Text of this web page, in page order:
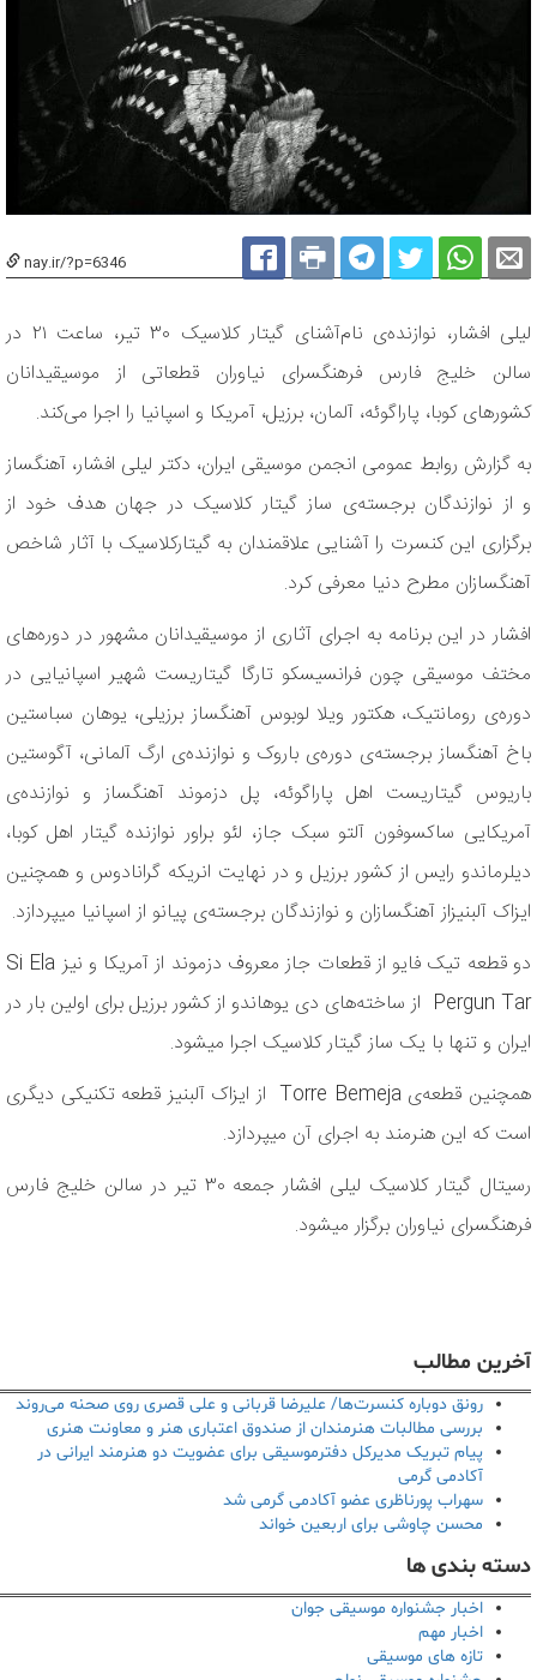
nay.ir/?p=6346
لیلی افشار، نوازنده‌ی نام‌آشنای گیتار کلاسیک ۳۰ تیر‎، ساعت ۲۱ در
سالن خلیج فارس فرهنگسرای نیاوران قطعاتی از موسیقیدانان
کشورهای کوبا، پاراگوئه، آلمان، برزیل، آمریکا و اسپانیا را اجرا می‌کند.
به گزارش روابط عمومی انجمن موسیقی ایران، دکتر لیلی افشار، آهنگساز
و از نوازندگان برجسته‌ی ساز گیتار کلاسیک در جهان هدف خود از
برگزاری این کنسرت را آشنا‎یی علاقمندان به گیتارکلاسیک با آثار شاخص
آهنگسازان مطرح دنیا معرفی کرد.
افشار در این برنامه به اجرای آثاری از موسیقیدانان مشهور در دوره‌های
مختف موسیقی چون فرانسیسکو تارگا گیتاریست شهیر اسپانیایی در
دوره‌ی رومانتیک، هکتور ویلا لوبوس آهنگساز برزیلی، یوهان سباستین
باخ آهنگساز برجسته‌ی دوره‌ی باروک و نوازنده‌ی ارگ آلمانی، آگوستین
باریوس گیتاریست اهل پاراگوئه، پل دزموند آهنگساز و نوازنده‌ی
آمریکایی ساکسوفون آلتو سبک جاز، لئو براور نوازنده گیتار اهل کوبا،
دیلرماندو رایس از کشور برزیل و در نهایت انریکه گرانادوس و همچنین
ایزاک آلبنیزاز آهنگسازان و نوازندگان برجسته‌ی پیانو از اسپانیا می‎پردازد.
دو قطعه تیک فایو از قطعات جاز معروف دزموند از آمریکا و نیز Si Ela
Pergun Tar از ساخته‌های دی یوهاندو از کشور برزیل برای اولین بار در
ایران و تنها با یک ساز گیتار کلاسیک اجرا می‎شود.
همچنین قطعه‌ی Torre Bemeja از ایزاک آلبنیز قطعه تکنیکی دیگری
است که این هنرمند به اجرای آن می‎پردازد.
رسیتال گیتار کلاسیک لیلی افشار جمعه ۳۰ تیر در سالن خلیج فارس
فرهنگسرای نیاوران برگزار می‎شود.
آخرین مطالب
رونق دوباره کنسرت‌ها/ علیرضا قربانی و علی قصری روی صحنه می‌روند
بررسی مطالبات هنرمندان از صندوق اعتباری هنر و معاونت هنری
پیام تبریک مدیرکل دفترموسیقی برای عضویت دو هنرمند ایرانی در
آکادمی گرمی
سهراب پورناظری عضو آکادمی گرمی شد
محسن چاوشی برای اربعین خواند
دسته بندی ها
اخبار جشنواره موسیقی جوان
اخبار مهم
تازه های موسیقی